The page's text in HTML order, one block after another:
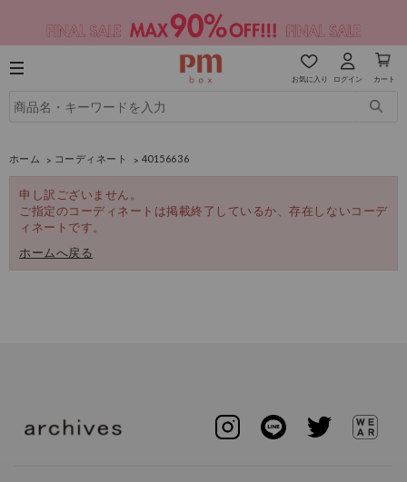
お気に入り ログイン カート
ホーム コーディネート 40156636
申し訳ございません。
ご指定のコーディネートは掲載終了しているか、存在しないコーデ
ィネートです。
ホームへ戻る